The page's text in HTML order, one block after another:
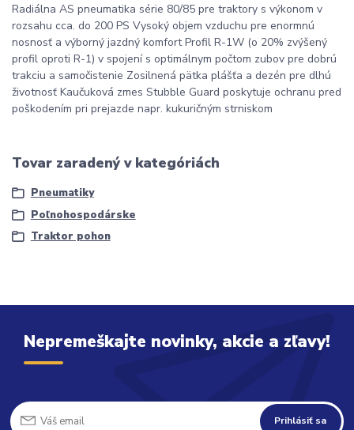
Radiálna AS pneumatika série 80/85 pre traktory s výkonom v
rozsahu cca. do 200 PS Vysoký objem vzduchu pre enormnú
nosnosť a výborný jazdný komfort Profil R-1W (o 20% zvýšený
profil oproti R-1) v spojení s optimálnym počtom zubov pre dobrú
trakciu a samočistenie Zosilnená pätka plášťa a dezén pre dlhú
životnosť Kaučuková zmes Stubble Guard poskytuje ochranu pred
poškodením pri prejazde napr. kukuričným strniskom
Tovar zaradený v kategóriách
Pneumatiky
Poľnohospodárske
Traktor pohon
Nepremeškajte novinky, akcie a zľavy!
Prihlásiť sa